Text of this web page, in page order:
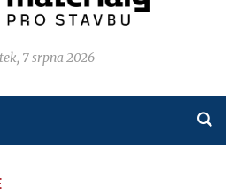
7 srpna 2026